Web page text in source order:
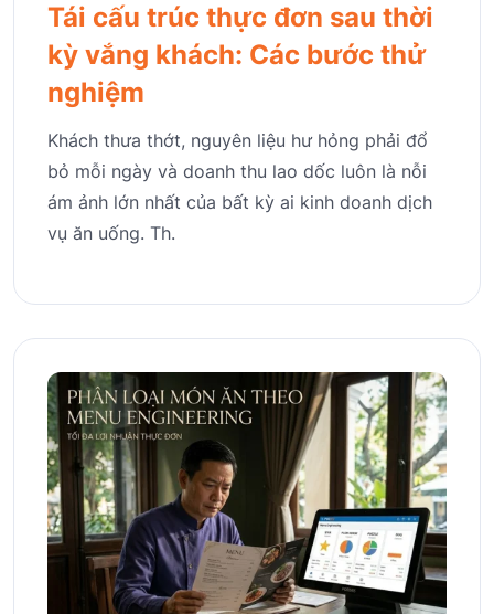
Tái cấu trúc thực đơn sau thời
kỳ vắng khách: Các bước thử
nghiệm
Khách thưa thớt, nguyên liệu hư hỏng phải đổ
bỏ mỗi ngày và doanh thu lao dốc luôn là nỗi
ám ảnh lớn nhất của bất kỳ ai kinh doanh dịch
vụ ăn uống. Th.